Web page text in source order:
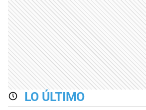
LO ÚLTIMO